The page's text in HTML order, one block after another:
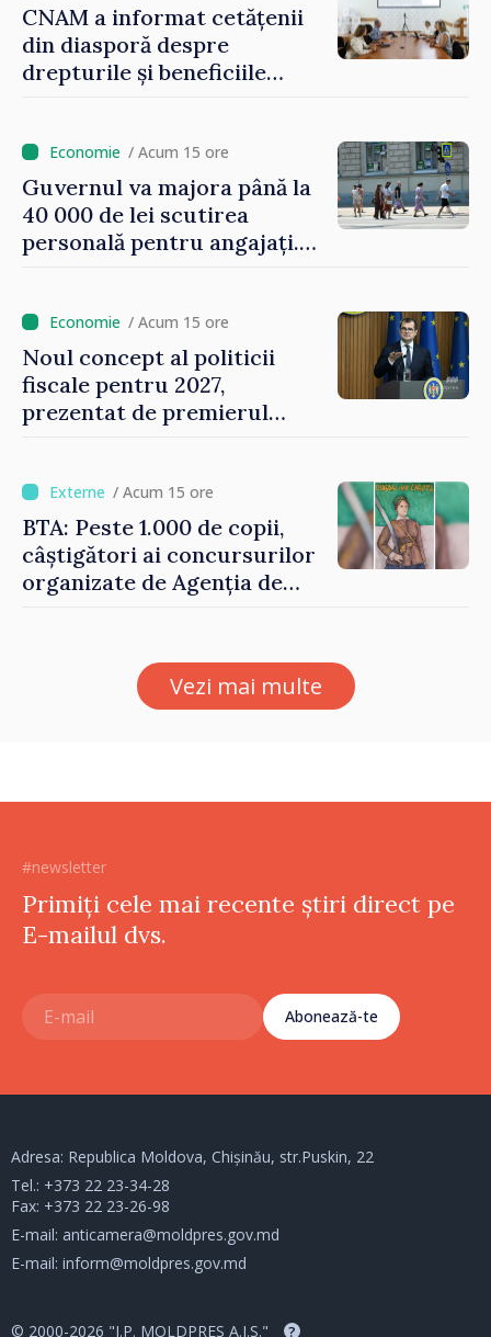
CNAM a informat cetățenii
din diasporă despre
drepturile și beneficiile
/ Acum 15 ore
Guvernul va majora până la
40 000 de lei scutirea
personală pentru angajați.
oamenilor”/ Acum 15 ore
Noul concept al politicii
fiscale pentru 2027,
prezentat de premierul
investițiile, taxăm viciile și
echilibrăm taxarea
consumului”
/ Acum 15 ore
BTA: Peste 1.000 de copii,
câștigători ai concursurilor
organizate de Agenția de
Vezi mai multe
#newsletter
Primiți cele mai recente știri direct pe
E-mailul dvs.
Abonează-te
Adresa: Republica Moldova, Chișinău, str.Puskin, 22
Tel.: +373 22 23-34-28
Fax: +373 22 23-26-98
E-mail: anticamera@moldpres.gov.md
E-mail: inform@moldpres.gov.md
© 2000-2026 "I.P. MOLDPRES A.I.S." ?